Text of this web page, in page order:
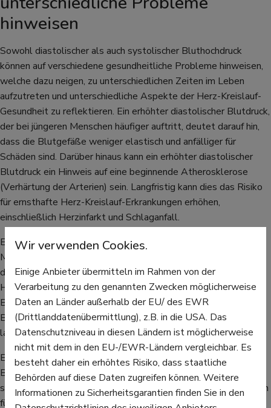
hinweisen
Sowohl diastolischer als auch systolischer Bluthochdruck
können auf verschiedene gesundheitliche Probleme hinweisen,
welche dazu neigen, zu unterschiedlichen Zeiten im Leben
aufzutreten und unterschiedliche Aspekte der Herz-Kreislauf-
Gesundheit zu reflektieren. Ein erhöhter diastolischer Blutdruck,
der bei jüngeren Menschen häufiger auftritt, deutet darauf hin,
dass die Blutgefäße weniger elastisch und anfälliger für
Schäden sind. Darüber hinaus kann ein erhöhter diastolischer
Blutdruck ein Hinweis auf eine beginnende Atherosklerose
(Verhärtung der Arterien) sein. Langfristig kann dies das Risiko
für ernsthafte Herz-Kreislauf-Erkrankungen erhöhen,
einschließlich Herzinfarkt und Schlaganfall.
Ein erhöhter systolischer Blutdruck hingegen, der bei älteren
Menschen häufiger auftritt, deutet auf eine erhöhte Belastung
des Herzens und der Blutgefäße hin und kann das Risiko für
Herzinfarkt, Schlaganfall und Nierenerkrankungen erhöhen.
Beide Formen des Bluthochdrucks erfordern eine medizinische
Beurteilung und ggf. eine Behandlung, um das Risiko
langfristiger gesundheitlicher Komplikationen zu minimieren.
Es ist daher nicht korrekt, zu sagen, dass einer der beiden
Blutdruckwerte wichtiger sei als der andere, da sowohl der
systolische als auch der diastolische Druck wichtige Indikatoren
für die Herz-Kreislauf-Gesundheit sind. Beide Werte können
Wir verwenden Cookies.
Einige Anbieter übermitteln im Rahmen von der
Verarbeitung zu den genannten Zwecken möglicherweise
Daten an Länder außerhalb der EU/ des EWR
(Drittlanddatenübermittlung), z.B. in die USA. Das
Datenschutzniveau in diesen Ländern ist möglicherweise
nicht mit dem in den EU-/EWR-Ländern vergleichbar. Es
besteht daher ein erhöhtes Risiko, dass staatliche
Behörden auf diese Daten zugreifen können. Weitere
Informationen zu Sicherheitsgarantien finden Sie in den